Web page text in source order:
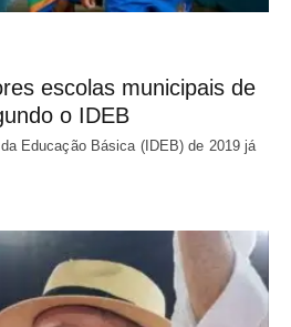
escolas municipais de
o IDEB
Educação Básica (IDEB) de 2019 já